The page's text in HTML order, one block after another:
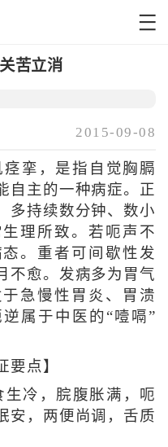
苦立消
2015-09-08
挛，是指自觉胸膈
自主的一种病症。正
多持续数分钟、数小
理所致。若呃声不
。重者可间歇性发
不愈。发病多为胃气
急慢性胃炎、胃溃
属于中医的“噎嗝”
要点】
冷，脘腹胀满，呃
安，两便尚调，舌质